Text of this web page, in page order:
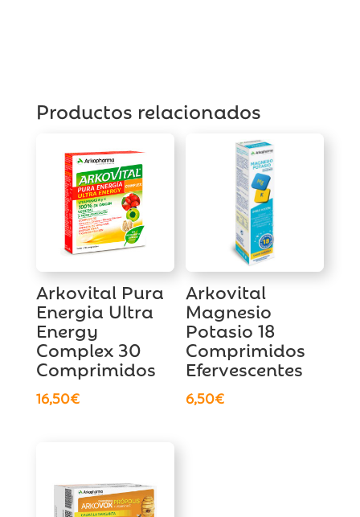
Productos relacionados
Arkovital Pura
Energia Ultra
Energy
Complex 30
Comprimidos
16,50€
Arkovital
Magnesio
Potasio 18
Comprimidos
Efervescentes
6,50€